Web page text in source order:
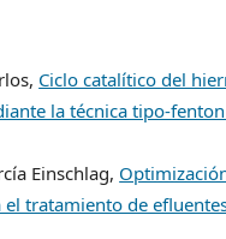
Ciclo catalítico del
la técnica tipo-fenton
Einschlag,
tratamiento de